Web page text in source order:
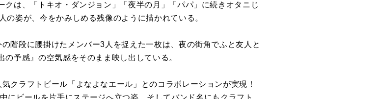
は、「トキオ・ダンジョン」「夜半の月」「パパ」に続きオタニじ
の姿が、今をかみしめる残像のように描かれている。
階段に腰掛けたメンバー3人を捉えた一枚は、夜の街角でふと友人と
予感』の空気感をそのまま映し出している。
クラフトビール「よなよなエール」とのコラボレーションが実現！
にビールを片手にステージへ立つ姿、そしてバンド名にもクラフト